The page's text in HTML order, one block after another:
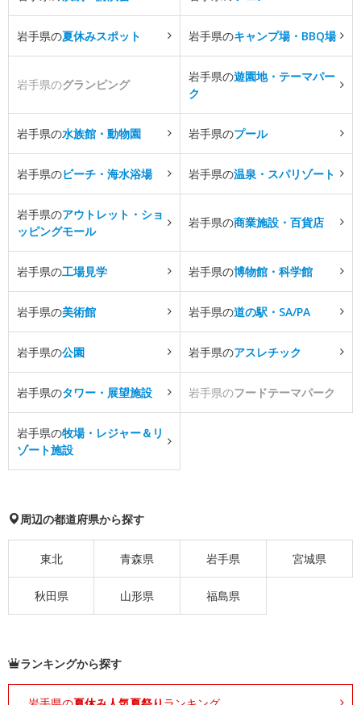
岩手県の夏休みスポット 岩手県のキャンプ場・BBQ場
岩手県のグランピング
岩手県の遊園地・テーマパー
ク
岩手県の水族館・動物園 岩手県のプール
岩手県のビーチ・海水浴場 岩手県の温泉・スパリゾート
岩手県のアウトレット・ショ
ッピングモール
岩手県の商業施設・百貨店
岩手県の工場見学 岩手県の博物館・科学館
岩手県の美術館 岩手県の道の駅・SA/PA
岩手県の公園 岩手県のアスレチック
岩手県のタワー・展望施設 岩手県のフードテーマパーク
岩手県の牧場・レジャー＆リ
ゾート施設
周辺の都道府県から探す
東北 青森県 岩手県 宮城県
秋田県 山形県 福島県
ランキングから探す